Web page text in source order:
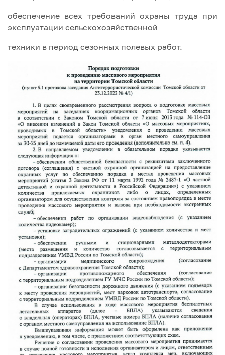
обеспечение всех требований охраны труда при
эксплуатации сельскохозяйственной
техники в период сезонных полевых работ.